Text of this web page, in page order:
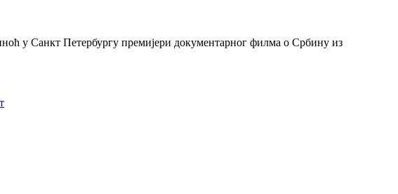
у Санкт Петербургу премијери документарног филма о Србину из